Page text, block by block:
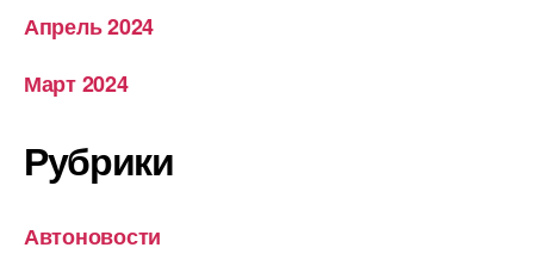
Апрель 2024
Март 2024
Рубрики
Автоновости